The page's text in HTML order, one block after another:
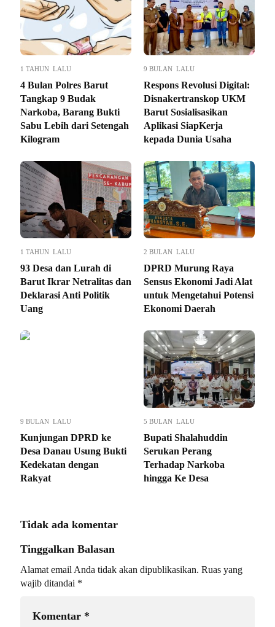
1 TAHUN LALU
4 Bulan Polres Barut
Tangkap 9 Budak
Narkoba, Barang Bukti
Sabu Lebih dari Setengah
Kilogram
9 BULAN LALU
Respons Revolusi Digital:
Disnakertranskop UKM
Barut Sosialisasikan
Aplikasi SiapKerja
kepada Dunia Usaha
1 TAHUN LALU
93 Desa dan Lurah di
Barut Ikrar Netralitas dan
Deklarasi Anti Politik
Uang
2 BULAN LALU
DPRD Murung Raya
Sensus Ekonomi Jadi Alat
untuk Mengetahui Potensi
Ekonomi Daerah
9 BULAN LALU
Kunjungan DPRD ke
Desa Danau Usung Bukti
Kedekatan dengan
Rakyat
5 BULAN LALU
Bupati Shalahuddin
Serukan Perang
Terhadap Narkoba
hingga Ke Desa
Tidak ada komentar
Tinggalkan Balasan
Alamat email Anda tidak akan dipublikasikan. Ruas yang
wajib ditandai *
Komentar *